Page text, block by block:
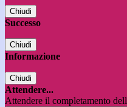
Chiudi
Successo
Chiudi
Informazione
Chiudi
Attendere...
Attendere il completamento